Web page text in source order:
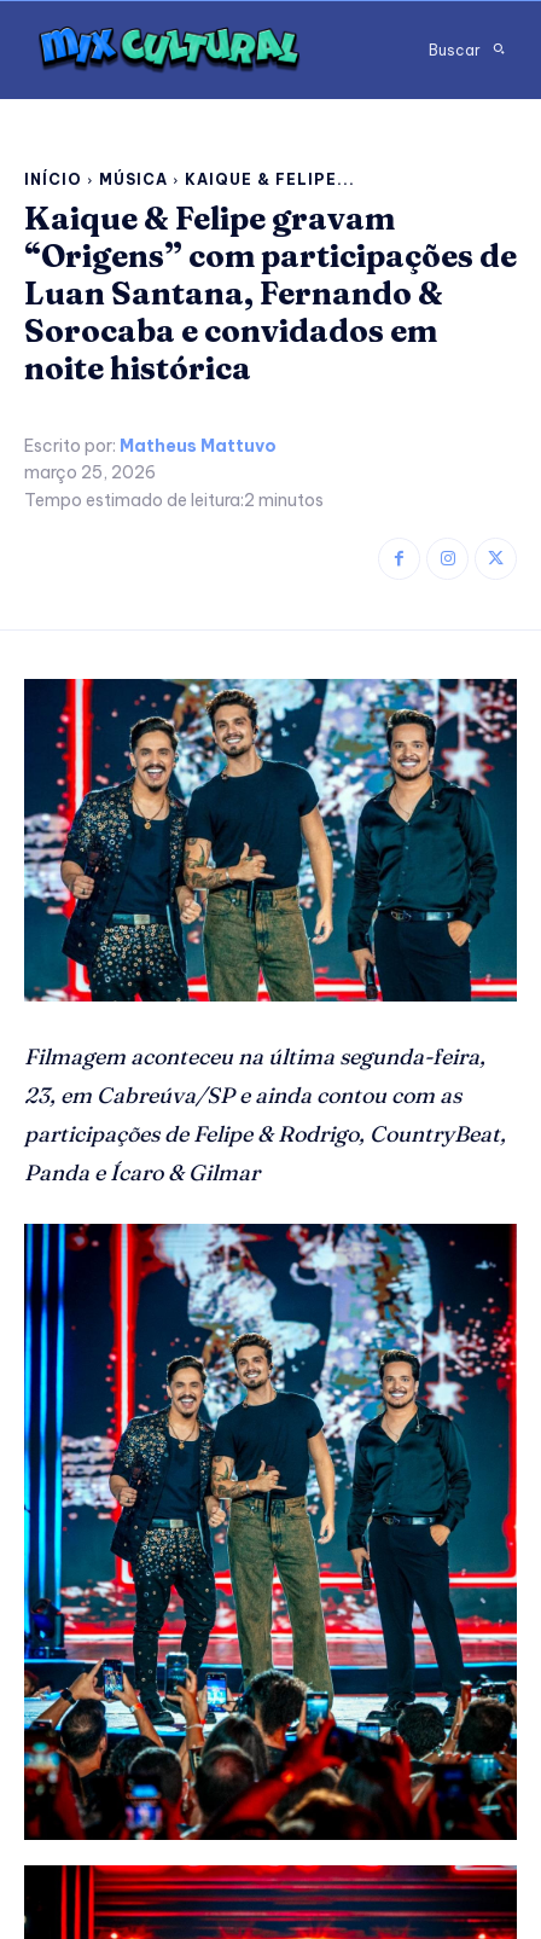
Buscar
INÍCIO MÚSICA KAIQUE & FELIPE...
Kaique & Felipe gravam
“Origens” com participações de
Luan Santana, Fernando &
Sorocaba e convidados em
noite histórica
Escrito por: Matheus Mattuvo
março 25, 2026
Tempo estimado de leitura:2 minutos
Filmagem aconteceu na última segunda-feira,
23, em Cabreúva/SP e ainda contou com as
participações de Felipe & Rodrigo, CountryBeat,
Panda e Ícaro & Gilmar